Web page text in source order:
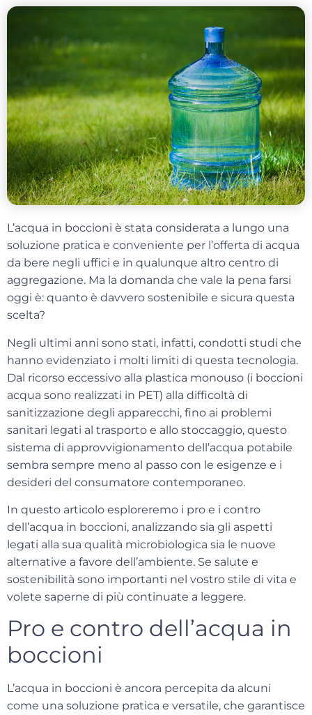
L’acqua in boccioni è stata considerata a lungo una
soluzione pratica e conveniente per l’offerta di acqua
da bere negli uffici e in qualunque altro centro di
aggregazione. Ma la domanda che vale la pena farsi
oggi è: quanto è davvero sostenibile e sicura questa
scelta?
Negli ultimi anni sono stati, infatti, condotti studi che
hanno evidenziato i molti limiti di questa tecnologia.
Dal ricorso eccessivo alla plastica monouso (i boccioni
acqua sono realizzati in PET) alla difficoltà di
sanitizzazione degli apparecchi, fino ai problemi
sanitari legati al trasporto e allo stoccaggio, questo
sistema di approvvigionamento dell’acqua potabile
sembra sempre meno al passo con le esigenze e i
desideri del consumatore contemporaneo.
In questo articolo esploreremo i pro e i contro
dell’acqua in boccioni, analizzando sia gli aspetti
legati alla sua qualità microbiologica sia le nuove
alternative a favore dell’ambiente. Se salute e
sostenibilità sono importanti nel vostro stile di vita e
volete saperne di più continuate a leggere.
Pro e contro dell’acqua in
boccioni
L’acqua in boccioni è ancora percepita da alcuni
come una soluzione pratica e versatile, che garantisce